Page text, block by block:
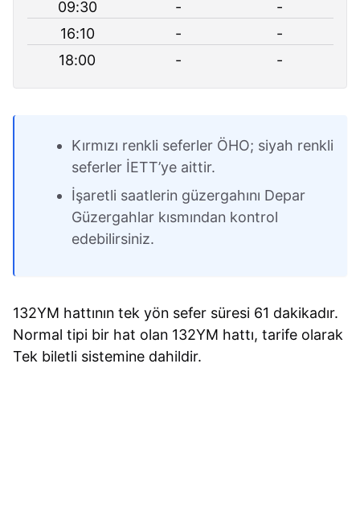
09:30 -
-
16:10
-
-
18:00
- -
Kırmızı renkli seferler ÖHO; siyah renkli
seferler İETT’ye aittir.
İşaretli saatlerin güzergahını Depar
Güzergahlar kısmından kontrol
edebilirsiniz.
132YM hattının tek yön sefer süresi 61 dakikadır.
Normal tipi bir hat olan 132YM hattı, tarife olarak
Tek biletli sistemine dahildir.